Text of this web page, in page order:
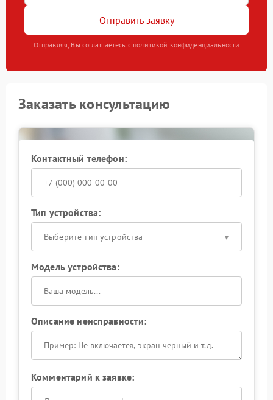
Отправить заявку
Отправляя, Вы соглашаетесь с политикой конфиденциальности
Заказать консультацию
Контактный телефон:
Тип устройства:
Выберите тип устройства
Модель устройства:
Описание неисправности:
Комментарий к заявке: